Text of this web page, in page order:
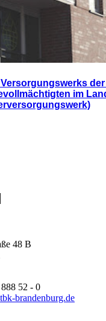
im
48 B
52 - 0
brandenburg.de